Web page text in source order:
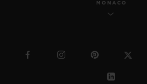
MONACO